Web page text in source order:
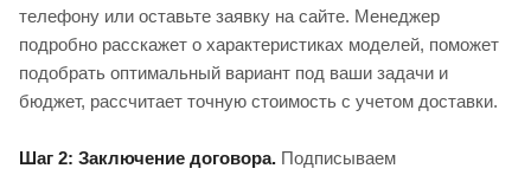
телефону или оставьте заявку на сайте. Менеджер
подробно расскажет о характеристиках моделей, поможет
подобрать оптимальный вариант под ваши задачи и
бюджет, рассчитает точную стоимость с учетом доставки.
Шаг 2: Заключение договора. Подписываем